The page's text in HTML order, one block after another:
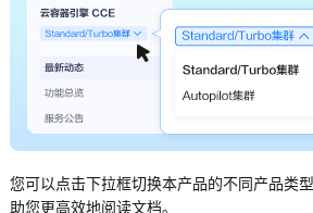
您可以点击下拉框切换本产品的不同产品类
助您更高效地阅读文档。
下载备份文件
操作场景
云数据库 RDS for MySQL支